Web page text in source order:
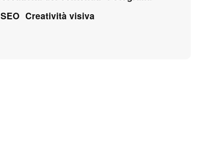
SEO Creatività visiva